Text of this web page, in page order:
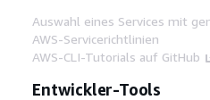
Auswahl eines Services mit
AWS-Servicerichtlinien
AWS-CLI-Tutorials auf GitHub
Entwickler-Tools